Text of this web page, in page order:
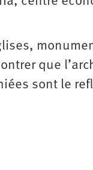
que
sont le